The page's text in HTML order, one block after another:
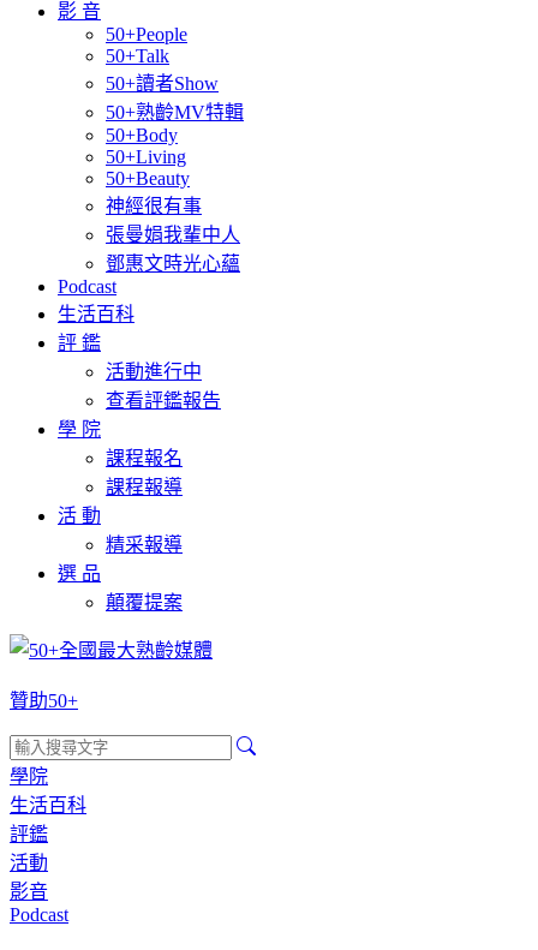
影 音
50+People
50+Talk
50+讀者Show
50+熟齡MV特輯
50+Body
50+Living
50+Beauty
神經很有事
張曼娟我輩中人
鄧惠文時光心蘊
Podcast
生活百科
評 鑑
活動進行中
查看評鑑報告
學 院
課程報名
課程報導
活 動
精采報導
選 品
顛覆提案
贊助50+
學院
生活百科
評鑑
活動
影音
Podcast